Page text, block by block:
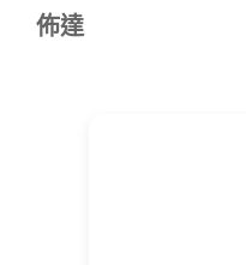
佈達